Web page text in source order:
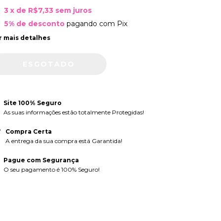
3 x de R$7,33 sem juros
5% de descontopagando com Pix
mais detalhes
Site 100% Seguro
As suas informações estão totalmente Protegidas!
Compra Certa
A entrega da sua compra está Garantida!
Pague com Segurança
O seu pagamento é 100% Seguro!